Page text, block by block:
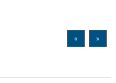
« »